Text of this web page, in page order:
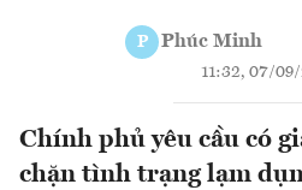
P Phúc Minh
11:32, 07/
Chính phủ yêu cầu có
chặn tình trạng lạm